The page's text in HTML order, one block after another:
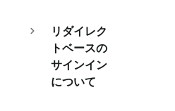
リダイレク
トベースの
サインイン
について